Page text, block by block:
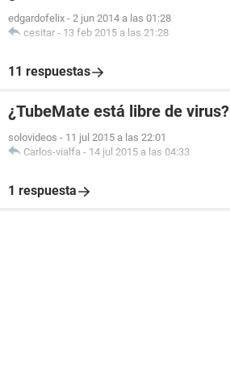
edgardofelix - 2 jun 2014 a las 01:28
cesitar - 13 feb 2015 a las 21:28
11 respuestas
¿TubeMate está libre de virus?
solovideos - 11 jul 2015 a las 22:01
Carlos-vialfa - 14 jul 2015 a las 04:33
1 respuesta